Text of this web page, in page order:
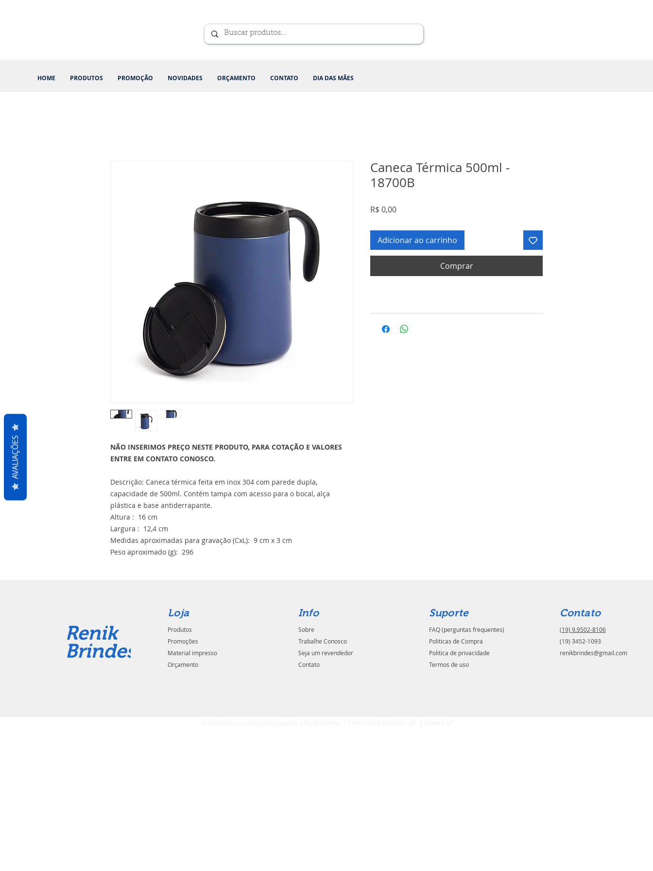
HOME PRODUTOS PROMOÇÃO NOVIDADES ORÇAMENTO CONTATO DIA DAS MÃES
NÃO INSERIMOS PREÇO NESTE PRODUTO, PARA COTAÇÃO E VALORES
ENTRE EM CONTATO CONOSCO.
Descrição: Caneca térmica feita em inox 304 com parede dupla,
capacidade de 500ml. Contém tampa com acesso para o bocal, alça
plástica e base antiderrapante.
Altura : 16 cm
Largura : 12,4 cm
Medidas aproximadas para gravação (CxL): 9 cm x 3 cm
Peso aproximado (g): 296
Caneca Térmica 500ml -
18700B
R$ 0,00Preço
Adicionar ao carrinho
Comprar
Renik
Brindes
Loja
Produtos
Promoções
Material impresso
Orçamento
Info
Sobre
Trabalhe Conosco
Seja um revendedor
Contato
Suporte
FAQ (perguntas frequentes)
Politicas de Compra
Politica de privacidade
Termos de uso
Contato
(19) 9.9502-8106
(19) 3452-1093
renikbrindes@gmail.com
AVALIAÇÕES